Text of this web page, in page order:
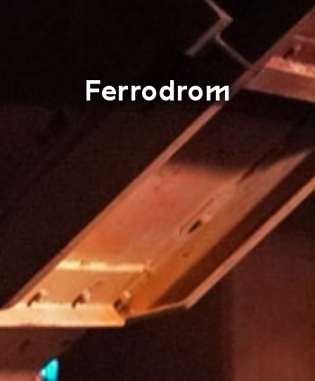
FerrodromFerrodrom